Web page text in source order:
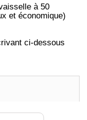
à 50
et économique)
ci-dessous